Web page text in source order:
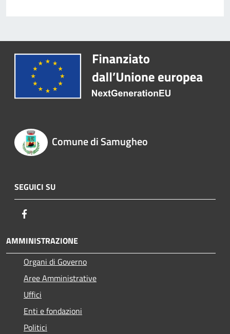
Comune di Samugheo
SEGUICI SU
AMMINISTRAZIONE
Organi di Governo
Aree Amministrative
Uffici
Enti e fondazioni
Politici